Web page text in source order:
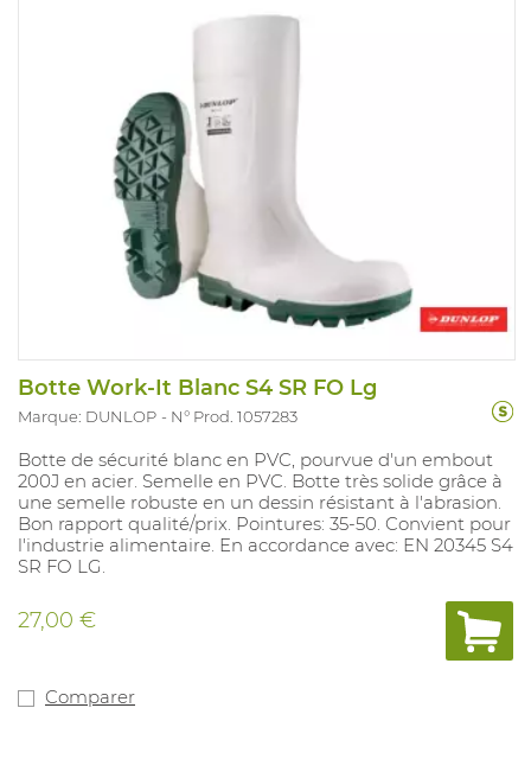
Botte Work-It Blanc S4 SR FO Lg
Marque: DUNLOP N° Prod. 1057283
Botte de sécurité blanc en PVC, pourvue d'un embout
200J en acier. Semelle en PVC. Botte très solide grâce à
une semelle robuste en un dessin résistant à l'abrasion.
Bon rapport qualité/prix. Pointures: 35-50. Convient pour
l'industrie alimentaire. En accordance avec: EN 20345 S4
SR FO LG.
27,00 €
Comparer